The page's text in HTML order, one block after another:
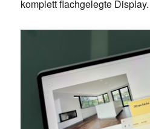
komplett flachgelegte Display.